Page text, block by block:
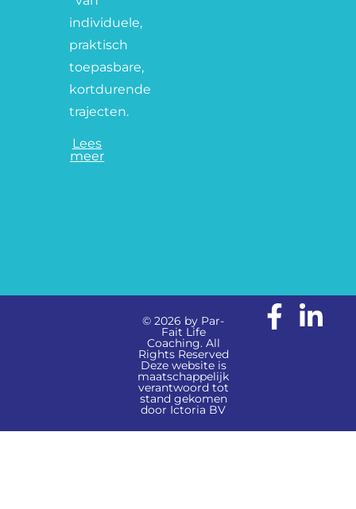
individuele,
praktisch
toepasbare,
kortdurende
trajecten.
Lees
meer
© 2026 by Par-
Fait Life
Coaching. All
Rights Reserved
Deze website is
maatschappelijk
verantwoord tot
stand gekomen
door Ictoria BV